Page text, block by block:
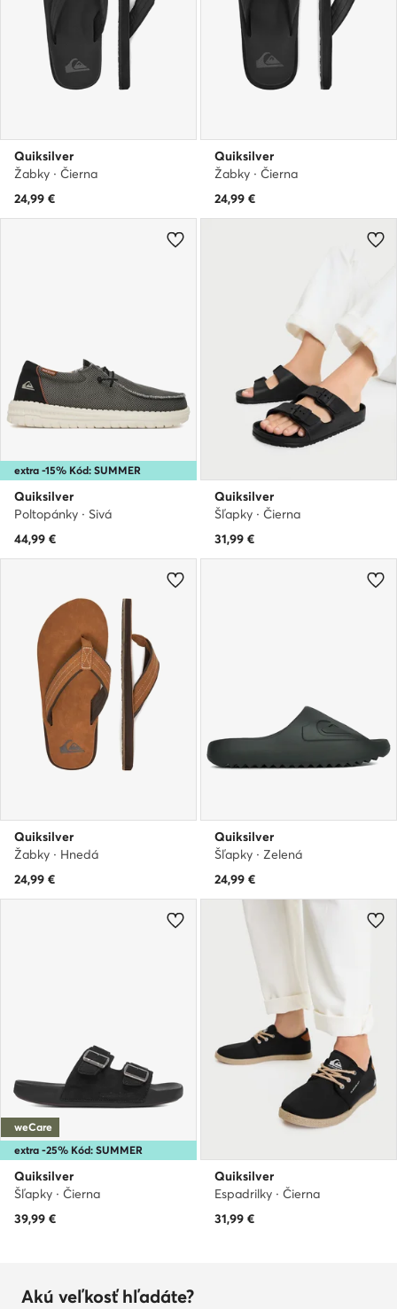
Quiksilver
Žabky · Čierna
24,99 €
Quiksilver
Žabky · Čierna
24,99 €
extra -15% Kód: SUMMER
Quiksilver
Poltopánky · Sivá
44,99 €
Quiksilver
Šľapky · Čierna
31,99 €
Quiksilver
Žabky · Hnedá
24,99 €
Quiksilver
Šľapky · Zelená
24,99 €
extra -25% Kód: SUMMER
weCare
Quiksilver
Šľapky · Čierna
39,99 €
Quiksilver
Espadrilky · Čierna
31,99 €
Akú veľkosť hľadáte?